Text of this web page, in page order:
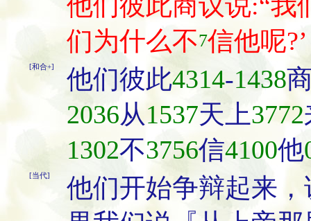
们为什么不7信他呢?’
[和合+] 他们彼此4314-1438
2036从1537天上3772
1302不3756信4100他
[当代]
他们开始争辩起来